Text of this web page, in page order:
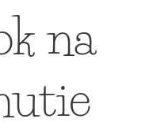
na